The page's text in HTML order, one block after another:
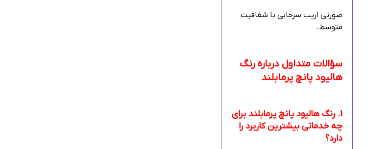
صورتی اریب سرخابی با شفافیت
متوسط.
سؤالات متداول درباره رنگ
هالیود پانچ پرمابلند
1. رنگ هالیود پانچ پرمابلند برای
چه خدماتی بیشترین کاربرد را
دارد؟